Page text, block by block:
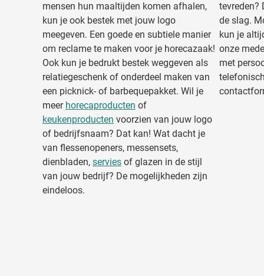
mensen hun maaltijden komen afhalen,
kun je ook bestek met jouw logo
meegeven. Een goede en subtiele manier
om reclame te maken voor je horecazaak!
Ook kun je bedrukt bestek weggeven als
relatiegeschenk of onderdeel maken van
een picknick- of barbequepakket. Wil je
meer horecaproducten of
keukenproducten voorzien van jouw logo
of bedrijfsnaam? Dat kan! Wat dacht je
van flessenopeners, messensets,
dienbladen, servies of glazen in de stijl
van jouw bedrijf? De mogelijkheden zijn
eindeloos.
tevreden?
de slag.
kun je
onze
met